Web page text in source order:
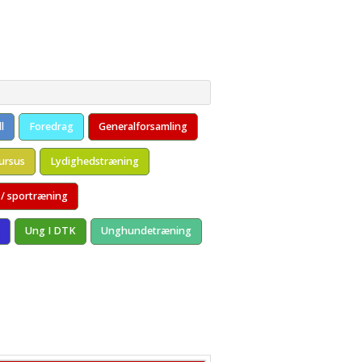
2017
på Fyn
2017
Kolding 2016
Foredrag Generalforsamling
Lydighedstræning
/ sportræning
Ung I DTK Unghundetræning